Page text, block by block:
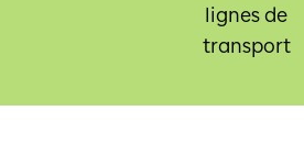
lignes de
transport